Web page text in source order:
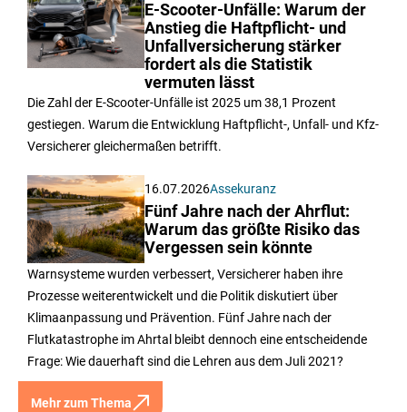
E-Scooter-Unfälle: Warum der
Anstieg die Haftpflicht- und
Unfallversicherung stärker
fordert als die Statistik
vermuten lässt
Die Zahl der E-Scooter-Unfälle ist 2025 um 38,1 Prozent
gestiegen. Warum die Entwicklung Haftpflicht-, Unfall- und Kfz-
Versicherer gleichermaßen betrifft.
16.07.2026Assekuranz
Fünf Jahre nach der Ahrflut:
Warum das größte Risiko das
Vergessen sein könnte
Warnsysteme wurden verbessert, Versicherer haben ihre
Prozesse weiterentwickelt und die Politik diskutiert über
Klimaanpassung und Prävention. Fünf Jahre nach der
Flutkatastrophe im Ahrtal bleibt dennoch eine entscheidende
Frage: Wie dauerhaft sind die Lehren aus dem Juli 2021?
Mehr zum Thema